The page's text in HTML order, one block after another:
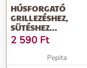
HÚSFORGATÓ
GRILLEZÉSHEZ,
SÜTÉSHEZ
(ROZSDAMENTES
ACÉLBÓL)
2 590 Ft
Pepita